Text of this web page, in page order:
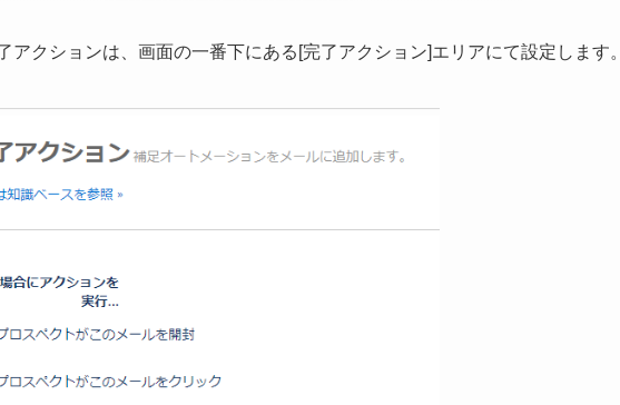
クションは、画面の一番下にある[完了アクション]エリアにて設定します。